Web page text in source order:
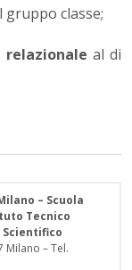
gruppo classe;
relazionale al di
– Scuola
Tecnico
Scientifico
Milano – Tel.